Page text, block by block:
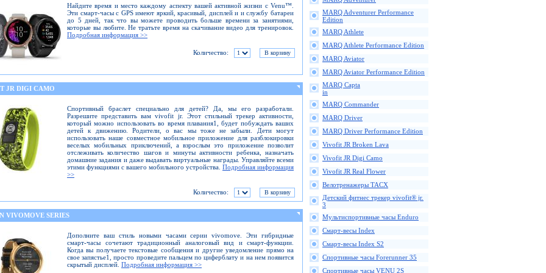
Найдите время и место каждому аспекту вашей активной жизни с Venu™.
Эти смарт-часы с GPS имеют яркий, красивый, дисплей и и службу батареи
до 5 дней, так что вы можете проводить больше времени за занятиями,
которые вы любите. Не тратьте время на скачивание видео для тренировок.
Подробная информация >>
Количество:
JR DIGI CAMO
Спортивный браслет специально для детей? Да, мы его разработали.
Разрешите представить вам vivofit jr. Этот стильный трекер активности,
который можно использовать во время плавания1, будет побуждать ваших
детей к движению. Родители, о вас мы тоже не забыли. Дети могут
использовать наше совместное мобильное приложение для разблокировки
веселых мобильных приключений, а взрослым это приложение позволит
отслеживать количество шагов и минуты активности ребенка, назначать
домашние задания и даже выдавать виртуальные награды. Управляйте всеми
этими функциями с вашего мобильного устройства. Подробная информация
>>
Количество:
VIVOMOVE SERIES
Дополните ваш стиль новыми часами серии vivomove. Эти гибридные
смарт-часы сочетают традиционный аналоговый вид и смарт-функции.
Когда вы получаете текстовые сообщения и другие уведомление прямо на
свое запястье1, просто проведите пальцем по циферблату и на нем появится
скрытый дисплей. Подробная информация >>
MARQ Adventurer Performance
Edition
MARQ Athlete
MARQ Athlete Performance Edition
MARQ Aviator
MARQ Aviator Performance Edition
MARQ Capta
in
MARQ Commander
MARQ Driver
MARQ Driver Performance Edition
Vivofit JR Broken Lava
Vivofit JR Digi Camo
Vivofit JR Real Flower
Велотренажеры TACX
Детский фитнес трекер vivofit® jr.
3
Мультиспортивные часы Enduro
Смарт-весы Index
Смарт-весы Index S2
Спортивные часы Forerunner 35
Спортивные часы VENU 2S